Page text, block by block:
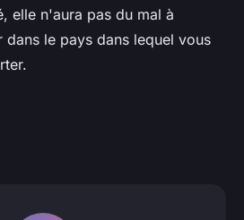
elle n'aura pas du mal à
le pays dans lequel vous